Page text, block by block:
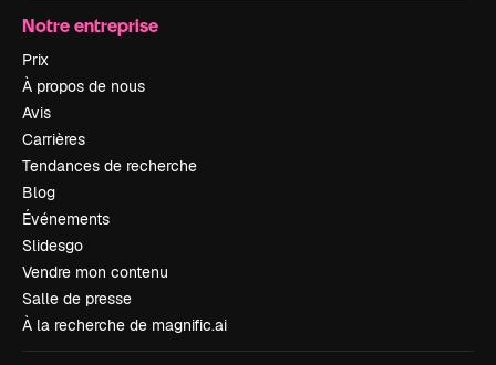
Notre entreprise
Prix
À propos de nous
Avis
Carrières
Tendances de recherche
Blog
Événements
Slidesgo
Vendre mon contenu
Salle de presse
À la recherche de magnific.ai